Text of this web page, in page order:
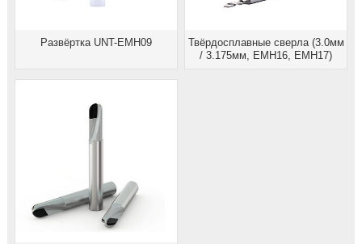
Развёртка UNT-EMH09
Твёрдосплавные сверла (3.0мм
/ 3.175мм, EMH16, EMH17)